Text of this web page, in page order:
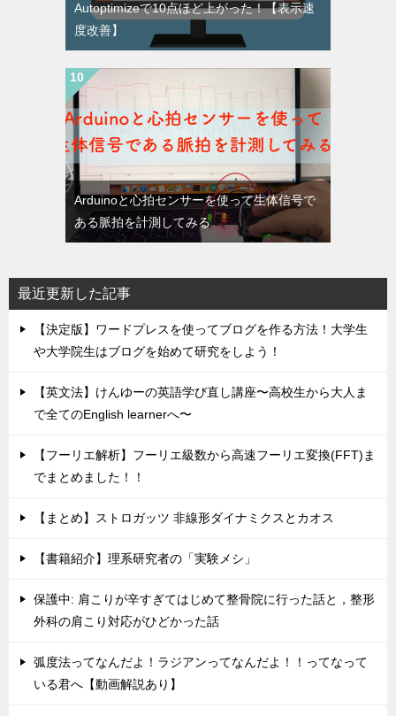
Autoptimizeで10点ほど上がった！【表示速
度改善】
Arduinoと心拍センサーを使って生体信号で
ある脈拍を計測してみる
最近更新した記事
【決定版】ワードプレスを使ってブログを作る方法！大学生
や大学院生はブログを始めて研究をしよう！
【英文法】けんゆーの英語学び直し講座〜高校生から大人ま
で全てのEnglish learnerへ〜
【フーリエ解析】フーリエ級数から高速フーリエ変換(FFT)ま
でまとめました！！
【まとめ】ストロガッツ 非線形ダイナミクスとカオス
【書籍紹介】理系研究者の「実験メシ」
保護中: 肩こりが辛すぎてはじめて整骨院に行った話と，整形
外科の肩こり対応がひどかった話
弧度法ってなんだよ！ラジアンってなんだよ！！ってなって
いる君へ【動画解説あり】